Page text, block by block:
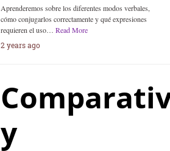
Aprenderemos sobre los diferentes modos verbales,
cómo conjugarlos correctamente y qué expresiones
requieren el uso… Read More
2 years ago
y